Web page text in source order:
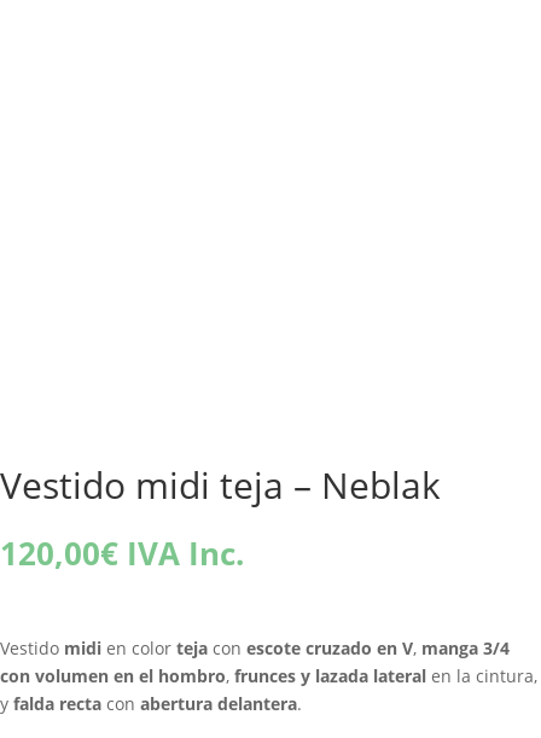
Vestido midi teja – Neblak
120,00€ IVA Inc.
Vestido midi en color teja con escote cruzado en V, manga 3/4
con volumen en el hombro, frunces y lazada lateral en la cintura,
y falda recta con abertura delantera.